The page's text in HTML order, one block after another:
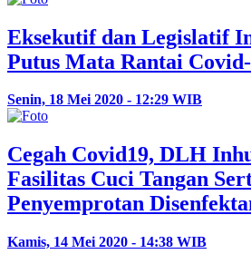
Eksekutif dan Legislatif
Putus Mata Rantai
Senin, 18 Mei 2020 - 12:29 WIB
Cegah Covid19, DLH
Fasilitas Cuci Tangan
Penyemprotan
Kamis, 14 Mei 2020 - 14:38 WIB